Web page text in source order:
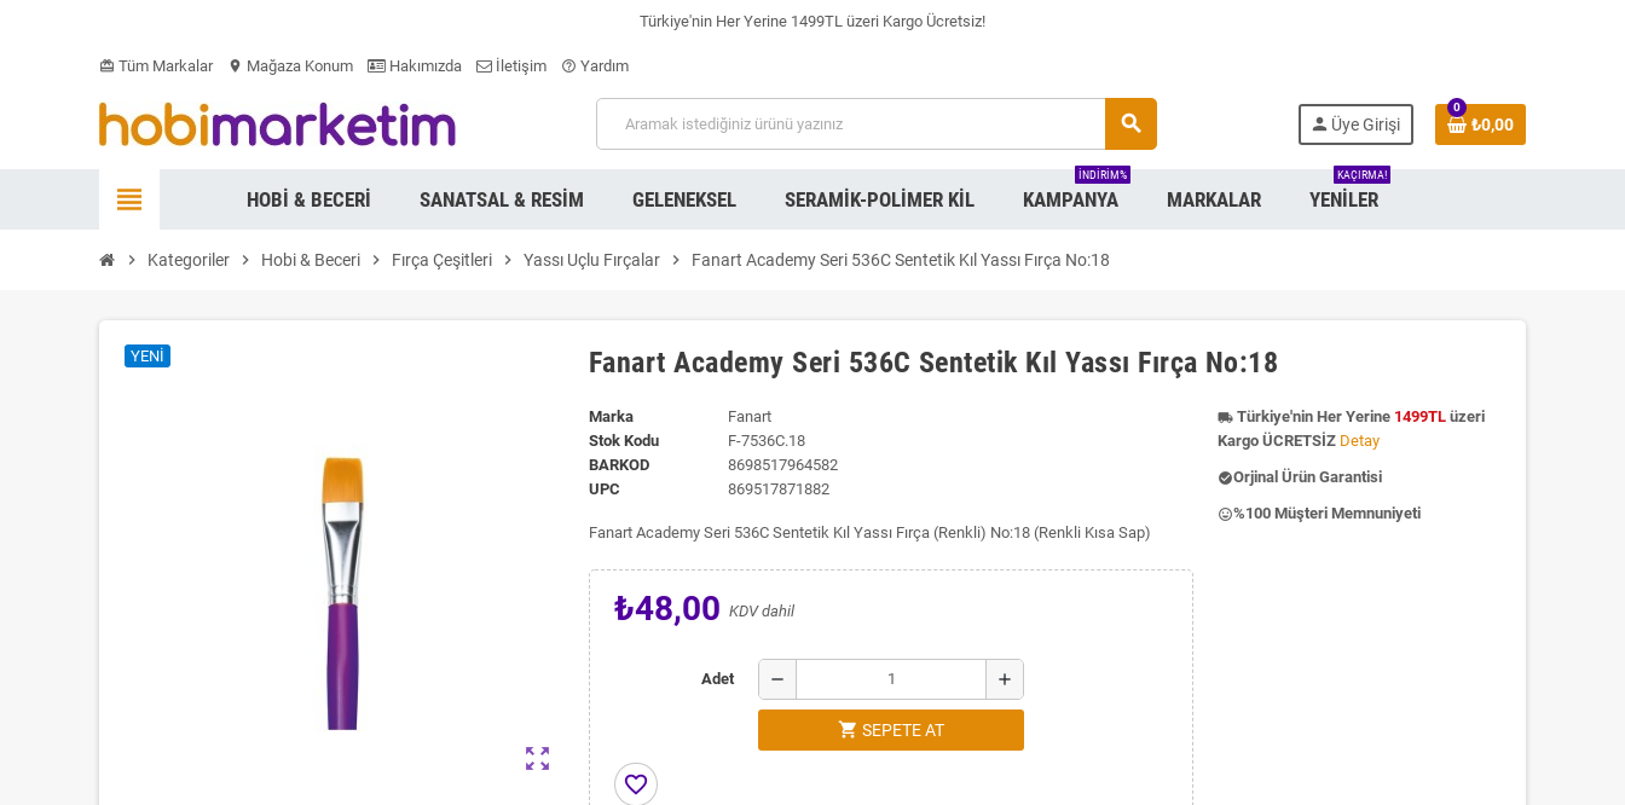
Türkiye'nin Her Yerine 1499TL üzeri Kargo Ücretsiz!
card_giftcard Tüm Markalar location_on Mağaza Konum Hakımızda İletişim help_outline Yardım
search person Üye Girişi
0
₺0,00
view_headline HOBI & BECERI SANATSAL & RESIM GELENEKSEL SERAMIK-POLIMER KIL KAMPANYA
INDIRIM%
MARKALAR YENILER
KAÇIRMA!
chevron_right Kategoriler chevron_right Hobi & Beceri chevron_right Fırça Çeşitleri chevron_right Yassı Uçlu Fırçalar chevron_right Fanart Academy Seri 536C Sentetik Kıl Yassı Fırça No:18
zoom_out_map
YENI Fanart Academy Seri 536C Sentetik Kıl Yassı Fırça No:18
Marka
Fanart
Stok Kodu
F-7536C.18
BARKOD
8698517964582
UPC
869517871882
Fanart Academy Seri 536C Sentetik Kıl Yassı Fırça (Renkli) No:18 (Renkli Kısa Sap)
₺48,00 KDV dahil
Adet remove add
shopping_cart SEPETE AT
favorite_border
local_shipping Türkiye'nin Her Yerine 1499TLüzeri
Kargo ÜCRETSİZ Detay
check_circleOrjinal Ürün Garantisi
insert_emoticon%100 Müşteri Memnuniyeti